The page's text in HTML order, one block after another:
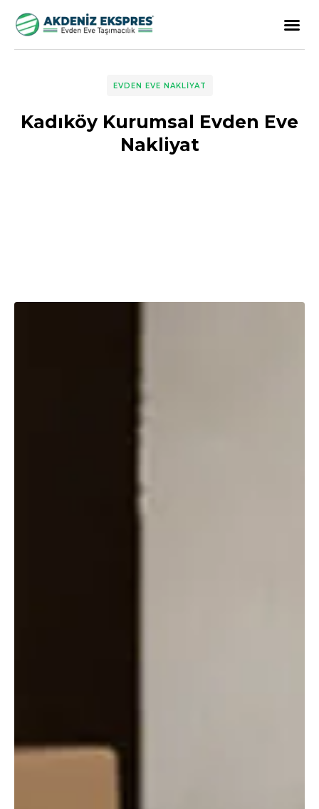
EVDEN EVE NAKLIYAT
Kadıköy Kurumsal Evden Eve
Nakliyat